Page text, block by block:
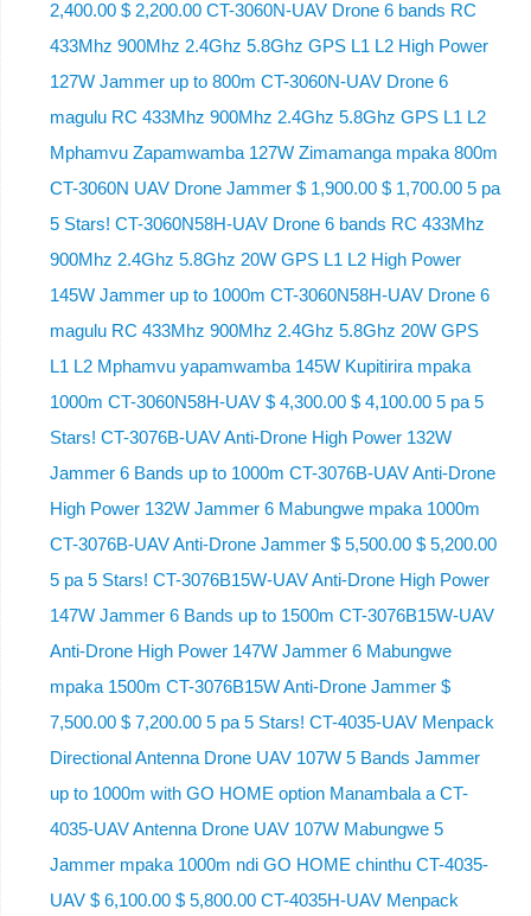
2,400.00 $ 2,200.00 CT-3060N-UAV Drone 6 bands RC
433Mhz 900Mhz 2.4Ghz 5.8Ghz GPS L1 L2 High Power
127W Jammer up to 800m CT-3060N-UAV Drone 6
magulu RC 433Mhz 900Mhz 2.4Ghz 5.8Ghz GPS L1 L2
Mphamvu Zapamwamba 127W Zimamanga mpaka 800m
CT-3060N UAV Drone Jammer $ 1,900.00 $ 1,700.00 5 pa
5 Stars! CT-3060N58H-UAV Drone 6 bands RC 433Mhz
900Mhz 2.4Ghz 5.8Ghz 20W GPS L1 L2 High Power
145W Jammer up to 1000m CT-3060N58H-UAV Drone 6
magulu RC 433Mhz 900Mhz 2.4Ghz 5.8Ghz 20W GPS
L1 L2 Mphamvu yapamwamba 145W Kupitirira mpaka
1000m CT-3060N58H-UAV $ 4,300.00 $ 4,100.00 5 pa 5
Stars! CT-3076B-UAV Anti-Drone High Power 132W
Jammer 6 Bands up to 1000m CT-3076B-UAV Anti-Drone
High Power 132W Jammer 6 Mabungwe mpaka 1000m
CT-3076B-UAV Anti-Drone Jammer $ 5,500.00 $ 5,200.00
5 pa 5 Stars! CT-3076B15W-UAV Anti-Drone High Power
147W Jammer 6 Bands up to 1500m CT-3076B15W-UAV
Anti-Drone High Power 147W Jammer 6 Mabungwe
mpaka 1500m CT-3076B15W Anti-Drone Jammer $
7,500.00 $ 7,200.00 5 pa 5 Stars! CT-4035-UAV Menpack
Directional Antenna Drone UAV 107W 5 Bands Jammer
up to 1000m with GO HOME option Manambala a CT-
4035-UAV Antenna Drone UAV 107W Mabungwe 5
Jammer mpaka 1000m ndi GO HOME chinthu CT-4035-
UAV $ 6,100.00 $ 5,800.00 CT-4035H-UAV Menpack